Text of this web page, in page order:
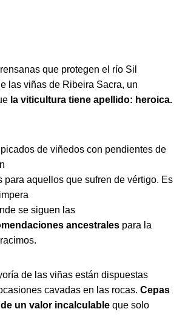
que protegen el río Sil
las viñas de Ribeira Sacra, un
la viticultura tiene apellido: heroica.
de viñedos con pendientes de
para aquellos que sufren de vértigo. Es
se siguen las
ancestrales para la
de las viñas están dispuestas
cavadas en las rocas. Cepas
un valor incalculable que solo